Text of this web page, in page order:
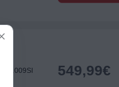
549,99€